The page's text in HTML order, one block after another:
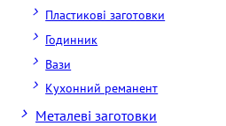
Пластикові заготовки
Годинник
Вази
Кухонний реманент
Металеві заготовки